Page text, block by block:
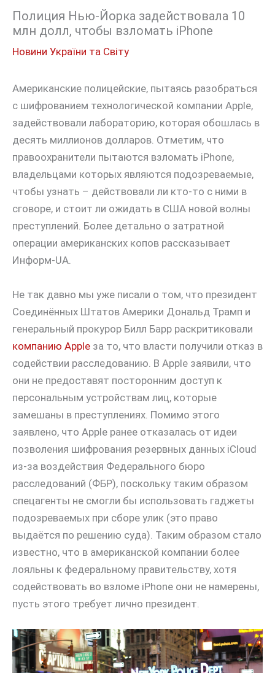
Полиция Нью-Йорка задействовала 10
млн долл, чтобы взломать iPhone
Новини України та Світу
Американские полицейские, пытаясь разобраться
с шифрованием технологической компании Apple,
задействовали лабораторию, которая обошлась в
десять миллионов долларов. Отметим, что
правоохранители пытаются взломать iPhone,
владельцами которых являются подозреваемые,
чтобы узнать – действовали ли кто-то с ними в
сговоре, и стоит ли ожидать в США новой волны
преступлений. Более детально о затратной
операции американских копов рассказывает
Информ-UA.
Не так давно мы уже писали о том, что президент
Соединённых Штатов Америки Дональд Трамп и
генеральный прокурор Билл Барр раскритиковали
компанию Apple за то, что власти получили отказ в
содействии расследованию. В Apple заявили, что
они не предоставят посторонним доступ к
персональным устройствам лиц, которые
замешаны в преступлениях. Помимо этого
заявлено, что Apple ранее отказалась от идеи
позволения шифрования резервных данных iCloud
из-за воздействия Федерального бюро
расследований (ФБР), поскольку таким образом
спецагенты не смогли бы использовать гаджеты
подозреваемых при сборе улик (это право
выдаётся по решению суда). Таким образом стало
известно, что в американской компании более
лояльны к федеральному правительству, хотя
содействовать во взломе iPhone они не намерены,
пусть этого требует лично президент.